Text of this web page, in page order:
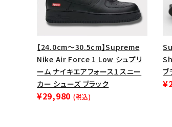
【24.0cm～30.5cm】Supreme
Nike Air Force 1 Low シュプリ
ーム ナイキエアフォース１スニー
カー シューズ ブラック
¥29,980 (税込)
ブ